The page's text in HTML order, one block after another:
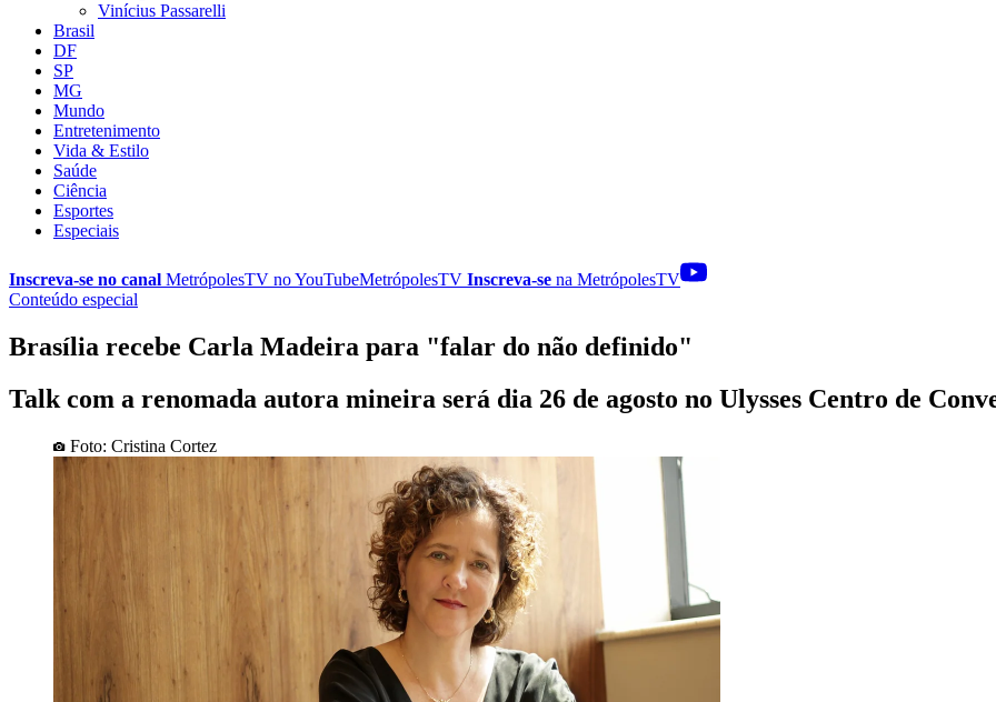
Vinícius Passarelli
Brasil
DF
SP
MG
Mundo
Entretenimento
Vida & Estilo
Saúde
Ciência
Esportes
Especiais
Inscreva-se no canal MetrópolesTV noYouTubeMetrópolesTV Inscreva-se na MetrópolesTV
Conteúdo especial
Brasília recebe Carla Madeira para "falar do não definido"
Talk com a renomada autora mineira será dia 26 de agosto no Ulysses Centro de
Foto: Cristina Cortez